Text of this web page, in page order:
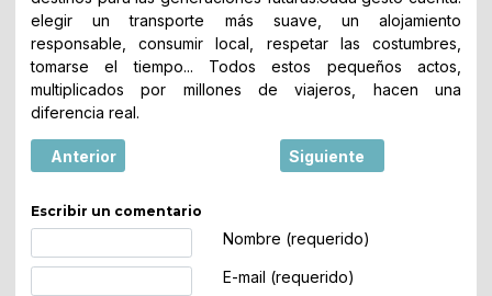
elegir un transporte más suave, un alojamiento
responsable, consumir local, respetar las costumbres,
tomarse el tiempo... Todos estos pequeños actos,
multiplicados por millones de viajeros, hacen una
diferencia real.
Artículo anterior: Mostar, la ciudad europea donde un
Anterior Artículo siguiente: Salers
Siguiente
Escribir un comentario
Nombre (requerido)
E-mail (requerido)